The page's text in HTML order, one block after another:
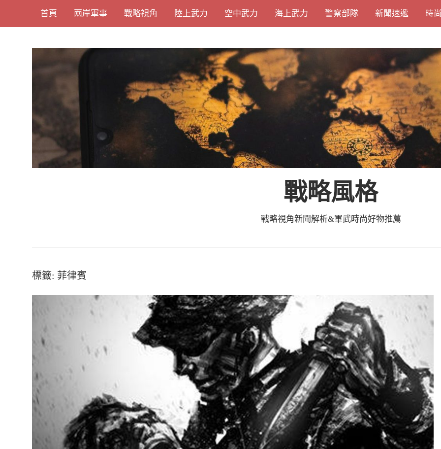
首頁 兩岸軍事 戰略視角 陸上武力 空中武力 海上武力 警察部隊 新聞速遞 時
戰略風格
戰略視角新聞解析&軍武時尚好物推薦
標籤: 菲律賓